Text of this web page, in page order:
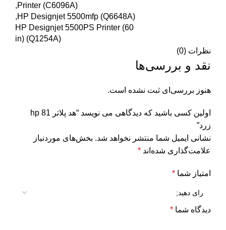
Printer (C6096A),
HP Designjet 5500mfp (Q6648A),
HP Designjet 5500PS Printer (60
in) (Q1254A)
نظرات (0)
نقد و بررسی‌ها
هنوز بررسی‌ای ثبت نشده است.
اولین کسی باشید که دیدگاهی می نویسد “هد پلاتر 81 hp
زرد”
نشانی ایمیل شما منتشر نخواهد شد. بخش‌های موردنیاز
علامت‌گذاری شده‌اند *
امتیاز شما *
دیدگاه شما *